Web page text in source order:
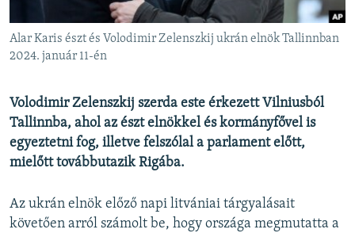
A MÚLT TANULSÁGAI
KÖVESSEN MINKET!
Valamennyi RFE/RL weboldal
Alar Karis észt és Volodimir Zelenszkij ukrán elnök Tallinnban
2024. január 11-én
Volodimir Zelenszkij szerda este érkezett Vilniusból
Tallinnba, ahol az észt elnökkel és kormányfővel is
egyeztetni fog, illetve felszólal a parlament előtt,
mielőtt továbbutazik Rigába.
Az ukrán elnök előző napi litvániai tárgyalásait
követően arról számolt be, hogy országa megmutatta a